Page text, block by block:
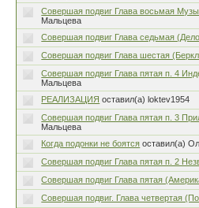
Совершая подвиг Глава восьмая
Мальцева
Совершая подвиг Глава седьмая
Совершая подвиг Глава шестая
Совершая подвиг Глава пятая п. 4
Мальцева
РЕАЛИЗАЦИЯ оставил(а) loktev1954
Совершая подвиг Глава пятая п. 3
Мальцева
Когда подонки не боятся оставил(а)
Совершая подвиг Глава пятая п. 2
Совершая подвиг Глава пятая
Совершая подвиг. Глава четвертая